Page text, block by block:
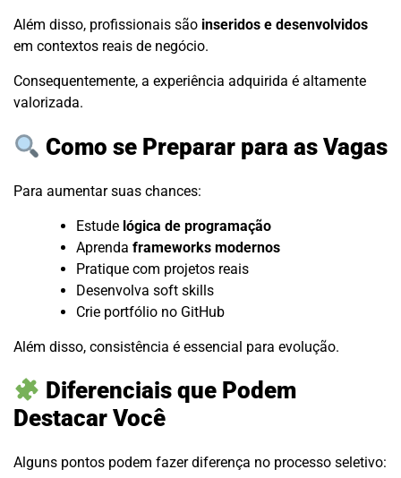
Além disso, profissionais são inseridos e desenvolvidos
em contextos reais de negócio.
Consequentemente, a experiência adquirida é altamente
valorizada.
Como se Preparar para as Vagas
Para aumentar suas chances:
Estude lógica de programação
Aprenda frameworks modernos
Pratique com projetos reais
Desenvolva soft skills
Crie portfólio no GitHub
Além disso, consistência é essencial para evolução.
Diferenciais que Podem
Destacar Você
Alguns pontos podem fazer diferença no processo seletivo: